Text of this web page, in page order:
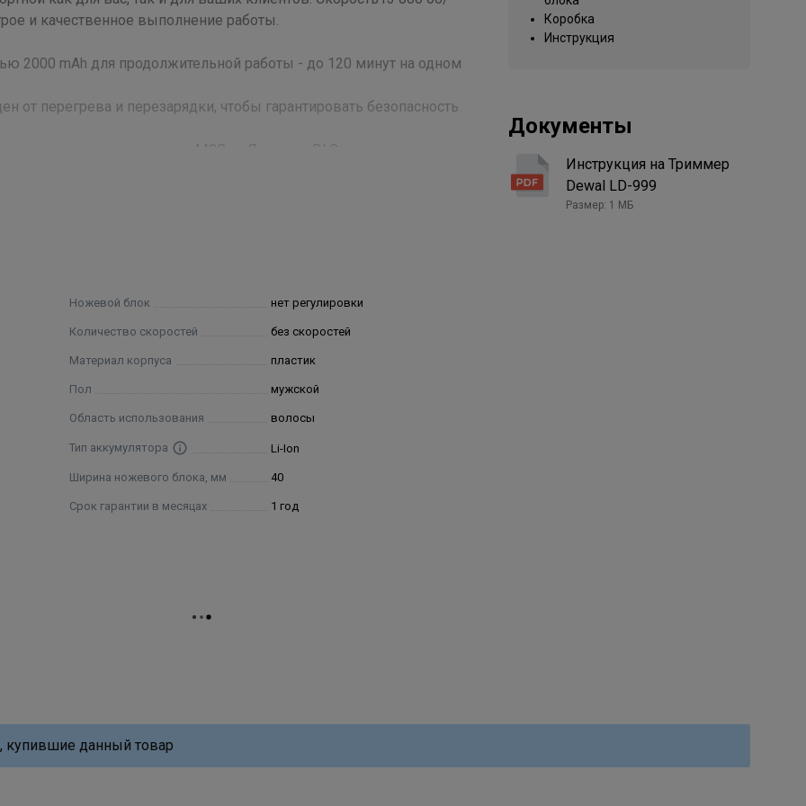
и качественное выполнение работы.
2000 mAh для продолжительной работы - до 120 минут на одном
от перегрева и перезарядки, чтобы гарантировать безопасность
и долговечности. Регулировка длины среза от 0 до 1 мм -
стрижку, но и долговечность, надежность и максимальный
стрижками каждый день!
Ножевой блок нет регулировки
Количество скоростей без скоростей
Материал корпуса пластик
Пол мужской
Область использования волосы
Тип аккумулятора Li-Ion
Ширина ножевого блока, мм 40
Срок гарантии в месяцах 1 год
Коробка
Инструкция
Документы
Инструкция на Триммер
Dewal LD-999
Размер: 1 МБ
купившие данный товар